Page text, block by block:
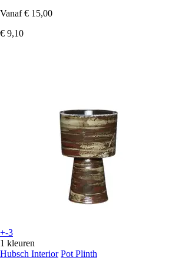
Vanaf € 15,00
€ 9,10
+-3
1 kleuren
Hubsch Interior Pot Plinth